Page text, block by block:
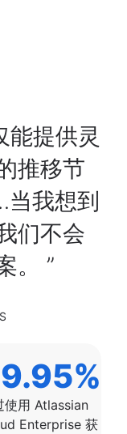
提供灵
推移节
我想到
们不会
。
使用 Atlassian
Enterprise 获